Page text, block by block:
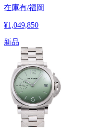
在庫有/福岡
¥1,049,850
新品